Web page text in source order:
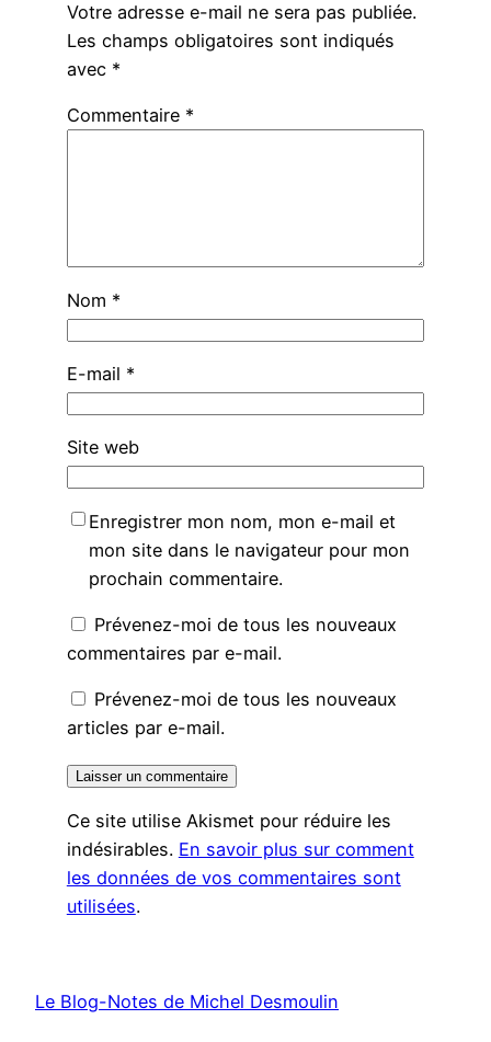
Votre adresse e-mail ne sera pas publiée.
Les champs obligatoires sont indiqués
avec *
Commentaire *
Nom *
E-mail *
Site web
Enregistrer mon nom, mon e-mail et
mon site dans le navigateur pour mon
prochain commentaire.
Prévenez-moi de tous les nouveaux
commentaires par e-mail.
Prévenez-moi de tous les nouveaux
articles par e-mail.
Ce site utilise Akismet pour réduire les
indésirables. En savoir plus sur comment
les données de vos commentaires sont
utilisées.
Le Blog-Notes de Michel Desmoulin